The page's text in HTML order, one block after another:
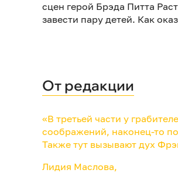
сцен герой Брэда Питта
завести пару детей. Как
От редакции
«В третьей части у
соображений, наконец-то
Также тут вызывают дух
Лидия Маслова,